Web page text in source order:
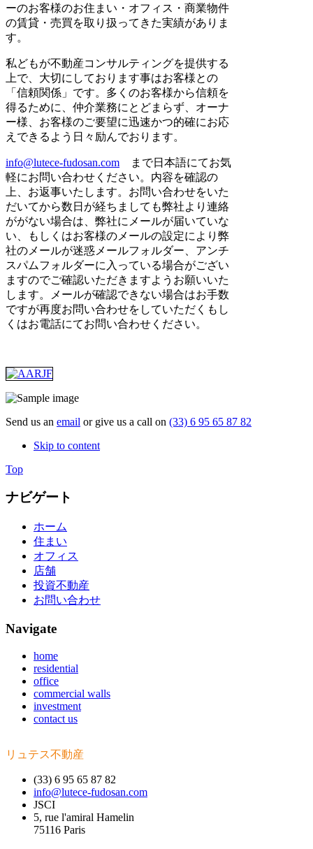
ーのお客様のお住まい・オフィス・商業物件
の賃貸・売買を取り扱ってきた実績がありま
す。
私どもが不動産コンサルティングを提供する
上で、大切にしております事はお客様との
「信頼関係」です。多くのお客様から信頼を
得るために、仲介業務にとどまらず、オーナ
ー様、お客様のご要望に迅速かつ的確にお応
えできるよう日々励んでおります。
info@lutece-fudosan.com まで日本語にてお気
軽にお問い合わせください。内容を確認の
上、お返事いたします。お問い合わせをいた
だいてから数日が経ちましても弊社より連絡
ががない場合は、弊社にメールが届いていな
い、もしくはお客様のメールの設定により弊
社のメールが迷惑メールフォルダー、アンチ
スパムフォルダーに入っている場合がござい
ますのでご確認いただきますようお願いいた
します。メールが確認できない場合はお手数
ですが再度お問い合わせをしていただくもし
くはお電話にてお問い合わせください。
Send us an email or give us a call on (33) 6 95 65 87 82
Skip to content
Top
ナビゲート
ホーム
住まい
オフィス
店舗
投資不動産
お問い合わせ
Navigate
home
residential
office
commercial walls
investment
contact us
リュテス不動産
(33) 6 95 65 87 82
info@lutece-fudosan.com
JSCI
5, rue l'amiral Hamelin
75116 Paris